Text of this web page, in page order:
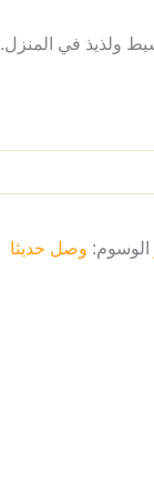
ولذيذ في المنزل.
الوسوم: وصل حديثا